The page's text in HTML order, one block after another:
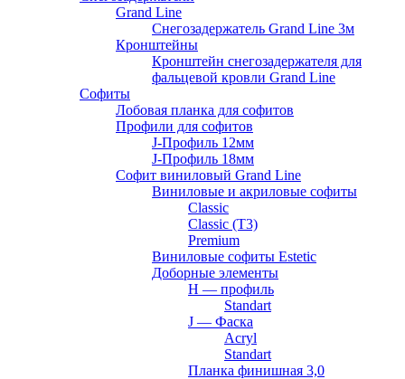
Grand Line
Снегозадержатель Grand Line 3м
Кронштейны
Кронштейн снегозадержателя для
фальцевой кровли Grand Line
Софиты
Лобовая планка для софитов
Профили для софитов
J-Профиль 12мм
J-Профиль 18мм
Софит виниловый Grand Line
Виниловые и акриловые софиты
Classic
Classic (T3)
Premium
Виниловые софиты Estetic
Доборные элементы
H — профиль
Standart
J — Фаска
Acryl
Standart
Планка финишная 3,0